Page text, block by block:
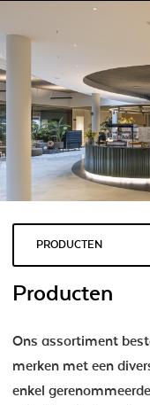
PRODUCTEN
Producten
Ons assortiment
merken met een
enkel